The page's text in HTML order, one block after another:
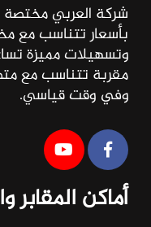
شركة العربي مختصة
بأسعار تتناسب مع
وتسهيلات مميزة
مقربة تتناسب مع
وفي وقت قياسي.
أماكن المقابر